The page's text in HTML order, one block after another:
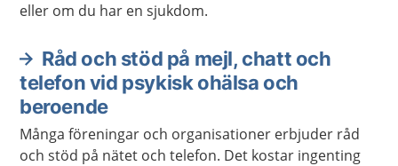
eller om du har en sjukdom.
Råd och stöd på mejl, chatt och
telefon vid psykisk ohälsa och
beroende
Många föreningar och organisationer erbjuder råd
och stöd på nätet och telefon. Det kostar ingenting